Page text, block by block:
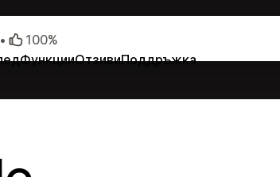
ФункцииОтзивиПоддръжка
• 100%